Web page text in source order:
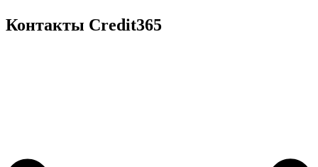
Контакты Credit365